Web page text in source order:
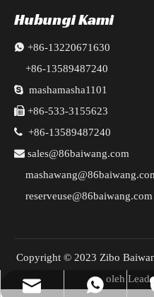
+86-
+86-
Hubungi Kami
 +86-13220671630
+86-13589487240
 mashamasha1101
 +86-533-3155623
 +86-13589487240
 sales@86baiwang.com
reserveuse@86baiwang.com
Copyright © 2023 Zibo
oleh